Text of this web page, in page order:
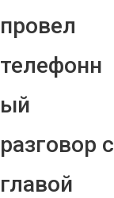
провел
телефонн
ый
разговор с
главой